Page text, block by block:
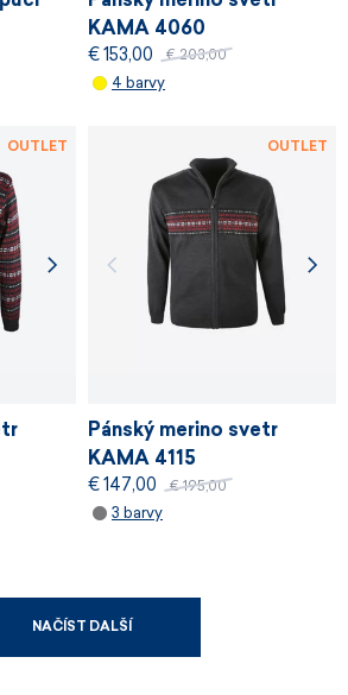
KAMA 4060
€ 153,00 € 203,00
4 barvy
OUTLET
Pánský merino svetr
KAMA 4115
€ 147,00 € 195,00
3 barvy
OUTLET
NAČÍST DALŠÍ